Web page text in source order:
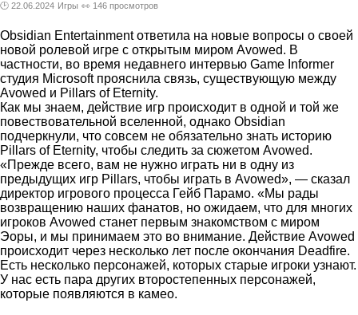
🕑 22.06.2024 Игры 👀 146 просмотров
Obsidian Entertainment ответила на новые вопросы о своей
новой ролевой игре с открытым миром Avowed. В
частности, во время недавнего интервью Game Informer
студия Microsoft прояснила связь, существующую между
Avowed и Pillars of Eternity.
Как мы знаем, действие игр происходит в одной и той же
повествовательной вселенной, однако Obsidian
подчеркнули, что совсем не обязательно знать историю
Pillars of Eternity, чтобы следить за сюжетом Avowed.
«Прежде всего, вам не нужно играть ни в одну из
предыдущих игр Pillars, чтобы играть в Avowed», — сказал
директор игрового процесса Гейб Парамо. «Мы рады
возвращению наших фанатов, но ожидаем, что для многих
игроков Avowed станет первым знакомством с миром
Эоры, и мы принимаем это во внимание. Действие Avowed
происходит через несколько лет после окончания Deadfire.
Есть несколько персонажей, которых старые игроки узнают.
У нас есть пара других второстепенных персонажей,
которые появляются в камео.